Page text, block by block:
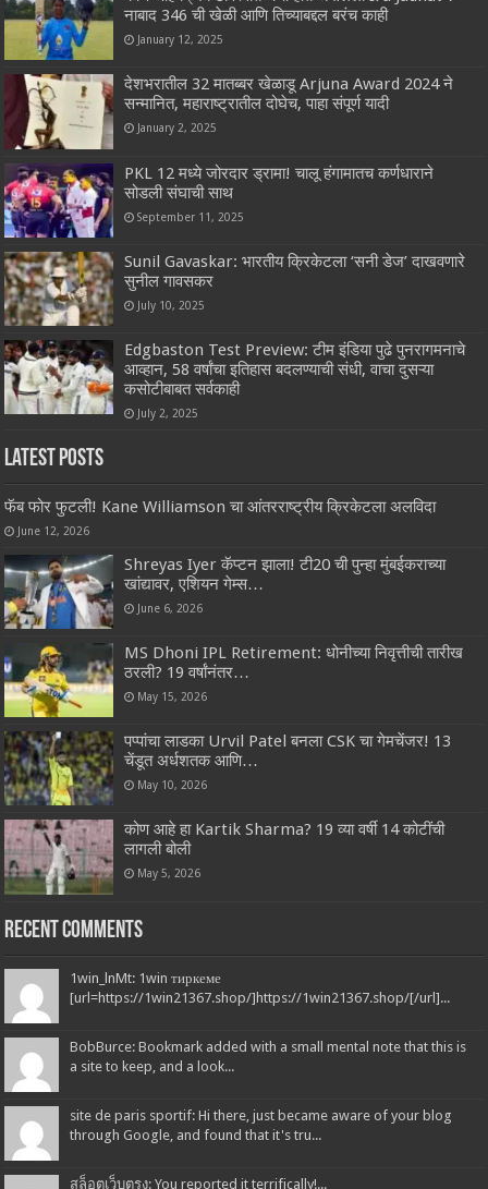
नाबाद 346 ची खेळी आणि तिच्याबद्दल बरंच काही
January 12, 2025
देशभरातील 32 मातब्बर खेळाडू Arjuna Award 2024 ने
सन्मानित, महाराष्ट्रातील दोघेच, पाहा संपूर्ण यादी
January 2, 2025
PKL 12 मध्ये जोरदार ड्रामा! चालू हंगामातच कर्णधाराने
सोडली संघाची साथ
September 11, 2025
Sunil Gavaskar: भारतीय क्रिकेटला ‘सनी डेज’ दाखवणारे
सुनील गावसकर
July 10, 2025
Edgbaston Test Preview: टीम इंडिया पुढे पुनरागमनाचे
आव्हान, 58 वर्षांचा इतिहास बदलण्याची संधी, वाचा दुसऱ्या
कसोटीबाबत सर्वकाही
July 2, 2025
Latest Posts
फॅब फोर फुटली! Kane Williamson चा आंतरराष्ट्रीय क्रिकेटला अलविदा
June 12, 2026
Shreyas Iyer कॅप्टन झाला! टी20 ची पुन्हा मुंबईकराच्या
खांद्यावर, एशियन गेम्स…
June 6, 2026
MS Dhoni IPL Retirement: धोनीच्या निवृत्तीची तारीख
ठरली? 19 वर्षांनंतर…
May 15, 2026
पप्पांचा लाडका Urvil Patel बनला CSK चा गेमचेंजर! 13
चेंडूत अर्धशतक आणि…
May 10, 2026
कोण आहे हा Kartik Sharma? 19 व्या वर्षी 14 कोटींची
लागली बोली
May 5, 2026
Recent Comments
1win_lnMt: 1win тиркеме
[url=https://1win21367.shop/]https://1win21367.shop/[/url]...
BobBurce: Bookmark added with a small mental note that this is
a site to keep, and a look...
site de paris sportif: Hi there, just became aware of your blog
through Google, and found that it's tru...
สล็อตเว็บตรง: You reported it terrifically!...